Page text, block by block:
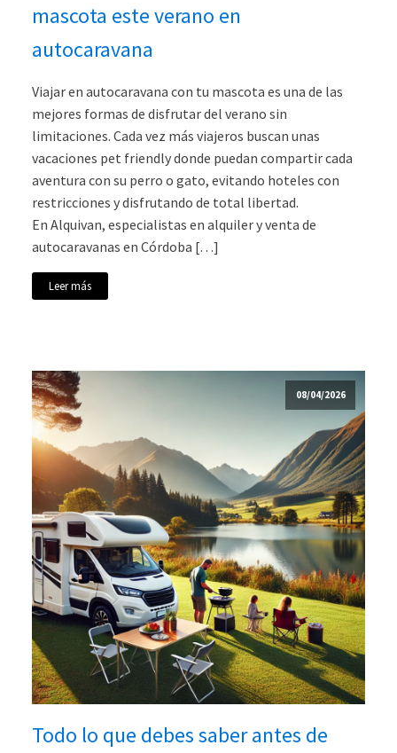
mascota este verano en
autocaravana
Viajar en autocaravana con tu mascota es una de las
mejores formas de disfrutar del verano sin
limitaciones. Cada vez más viajeros buscan unas
vacaciones pet friendly donde puedan compartir cada
aventura con su perro o gato, evitando hoteles con
restricciones y disfrutando de total libertad.
En Alquivan, especialistas en alquiler y venta de
autocaravanas en Córdoba […]
Leer más
08/04/2026
Todo lo que debes saber antes de